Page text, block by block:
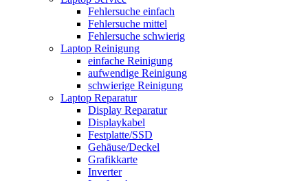
Fehlersuche einfach
Fehlersuche mittel
Fehlersuche schwierig
Laptop Reinigung
einfache Reinigung
aufwendige Reinigung
schwierige Reinigung
Laptop Reparatur
Display Reparatur
Displaykabel
Festplatte/SSD
Gehäuse/Deckel
Grafikkarte
Inverter